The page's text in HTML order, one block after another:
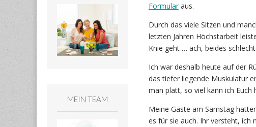
Formularaus.
Durch das viele Sitzen und
letzten Jahren Höchstarbeit
Knie geht … ach, beides
Ich war deshalb heute auf der
das tiefer liegende Muskulatur
man platt, so viel kann ich Euch
Meine Gäste am Samstag
es für sie auch. Ihr versteht, ich
MEIN TEAM